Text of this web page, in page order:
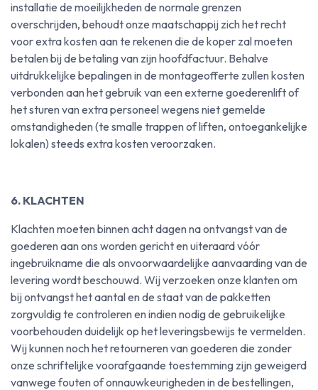
installatie de moeilijkheden de normale grenzen
overschrijden, behoudt onze maatschappij zich het recht
voor extra kosten aan te rekenen die de koper zal moeten
betalen bij de betaling van zijn hoofdfactuur. Behalve
uitdrukkelijke bepalingen in de montageofferte zullen kosten
verbonden aan het gebruik van een externe goederenlift of
het sturen van extra personeel wegens niet gemelde
omstandigheden (te smalle trappen of liften, ontoegankelijke
lokalen) steeds extra kosten veroorzaken.
6. KLACHTEN
Klachten moeten binnen acht dagen na ontvangst van de
goederen aan ons worden gericht en uiteraard vóór
ingebruikname die als onvoorwaardelijke aanvaarding van de
levering wordt beschouwd. Wij verzoeken onze klanten om
bij ontvangst het aantal en de staat van de pakketten
zorgvuldig te controleren en indien nodig de gebruikelijke
voorbehouden duidelijk op het leveringsbewijs te vermelden.
Wij kunnen noch het retourneren van goederen die zonder
onze schriftelijke voorafgaande toestemming zijn geweigerd
vanwege fouten of onnauwkeurigheden in de bestellingen,